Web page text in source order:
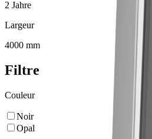
2 Jahre
Largeur
4000 mm
Filtre
Couleur
Noir
Opal